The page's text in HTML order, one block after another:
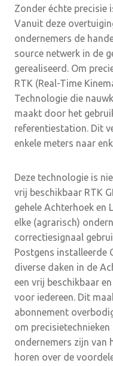
Zonder échte precisie
Vanuit deze
ondernemers de
source netwerk in de
gerealiseerd. Om
RTK (Real-Time
Technologie die
maakt door het
referentiestation. Dit
enkele meters naar
Deze technologie is
vrij beschikbaar RTK
gehele Achterhoek en
elke (agrarisch)
correctiesignaal
Postgens installeerde
diverse daken in de
een vrij beschikbaar
voor iedereen. Dit
abonnement
om
ondernemers zijn van
horen over de